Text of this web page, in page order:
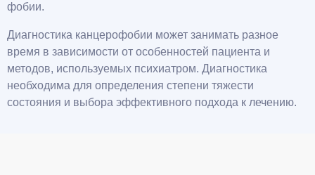
фобии.
Диагностика канцерофобии может занимать разное
время в зависимости от особенностей пациента и
методов, используемых психиатром. Диагностика
необходима для определения степени тяжести
состояния и выбора эффективного подхода к лечению.